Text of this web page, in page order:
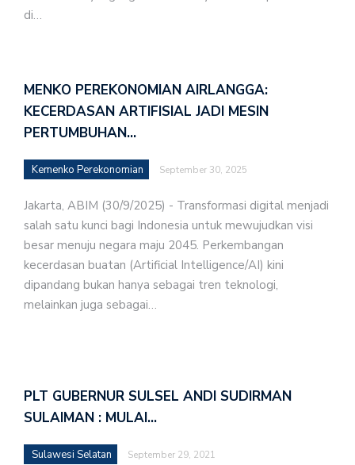
di…
MENKO PEREKONOMIAN AIRLANGGA:
KECERDASAN ARTIFISIAL JADI MESIN
PERTUMBUHAN…
Kemenko Perekonomian September 30, 2025
Jakarta, ABIM (30/9/2025) - Transformasi digital menjadi
salah satu kunci bagi Indonesia untuk mewujudkan visi
besar menuju negara maju 2045. Perkembangan
kecerdasan buatan (Artificial Intelligence/AI) kini
dipandang bukan hanya sebagai tren teknologi,
melainkan juga sebagai…
PLT GUBERNUR SULSEL ANDI SUDIRMAN
SULAIMAN : MULAI…
Sulawesi Selatan September 29, 2021